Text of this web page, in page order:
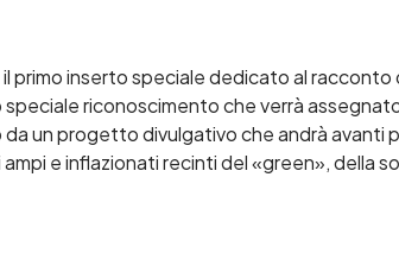
primo inserto speciale dedicato al
riconoscimento che verrà
da un progetto divulgativo che andrà
e inflazionati recinti del «green», della